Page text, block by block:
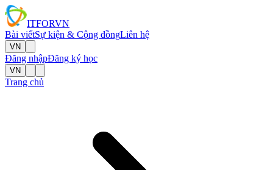
ITFORVN
Bài viếtSự kiện & Cộng đồngLiên hệ
VN
Đăng nhậpĐăng ký học
VN
Trang chủ